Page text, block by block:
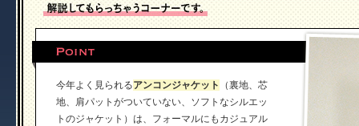
今年よく見られるアンコンジャケット
（裏地、芯
地、肩パットがついていない、ソフトなシルエッ
トのジャケット）は、フォーマルにもカジュアル